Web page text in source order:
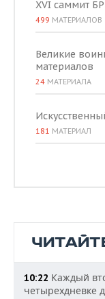
XVI саммит
499 МАТЕРИАЛОВ
Великие
материалов
24 МАТЕРИАЛА
181 МАТЕРИАЛ
10:22 Каждый
четырехдневке